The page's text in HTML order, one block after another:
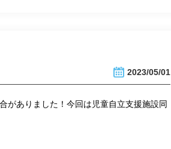
2023/05/01
がありました！今回は児童自立支援施設同